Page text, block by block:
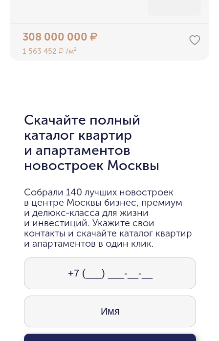
308 000 000₽
1 563 452₽ /м²
Скачайте полный
каталог квартир
и апартаментов
новостроек Москвы
Собрали 140 лучших новостроек
в центре Москвы бизнес, премиум
и делюкс-класса для жизни
и инвестиций. Укажите свои
контакты и скачайте каталог квартир
и апартаментов в один клик.